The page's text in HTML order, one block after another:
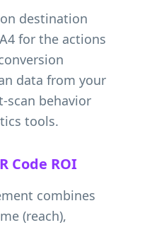
destination
for the actions
data from your
scan behavior
tools.
Code ROI
combines
(reach),